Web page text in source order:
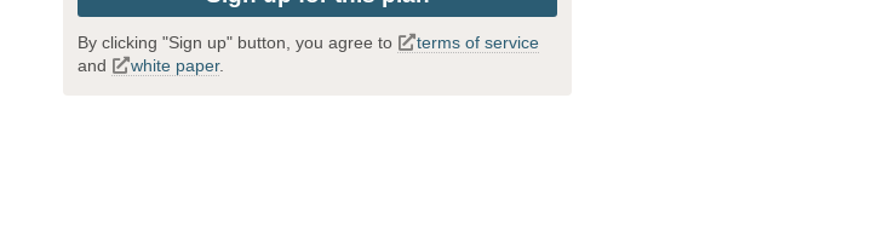
判断によりますが、 もしご提供されない場合には、 適切なサ
ービスが提供できない場合がありますので予めご了承くださ
い。
By clicking "Sign up" button, you agree to
terms of service
and
white paper.